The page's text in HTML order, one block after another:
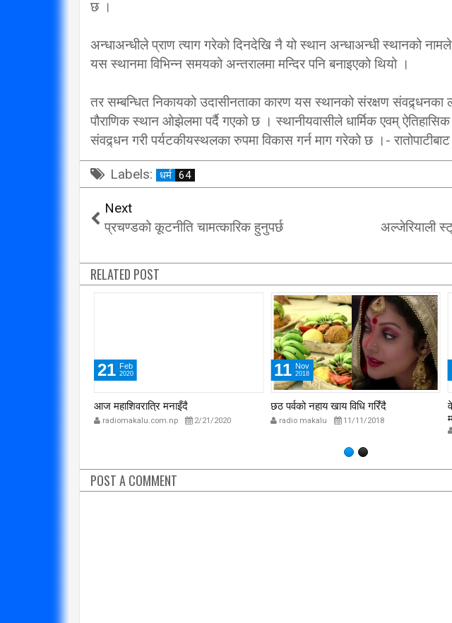
छ ।
अन्धाअन्धीले प्राण त्याग गरेको दिनदेखि नै यो स्थान अन्धाअन्धी स्थानको
यस स्थानमा विभिन्न समयको अन्तरालमा मन्दिर पनि बनाइएको थियो ।
तर सम्बन्धित निकायको उदासीनताका कारण यस स्थानको संरक्षण संवद्र्धनका
पौराणिक स्थान ओझेलमा पर्दै गएको छ । स्थानीयवासीले धार्मिक एवम्
संवद्र्धन गरी पर्यटकीयस्थलका रुपमा विकास गर्न माग गरेको छ ।- रातोपाटीबाट
Labels: धर्म 64
Next
प्रचण्डको कूटनीति चामत्कारिक हुनुपर्छ
अल्जेरियाली
RELATED POST
21 Feb
2020
आज महाशिवरात्रि मनाइँदै
radiomakalu.com.np 2/21/2020
11 Nov
2018
छठ पर्वको नहाय खाय विधि गरिँदै
radio makalu 11/11/2018
POST A COMMENT